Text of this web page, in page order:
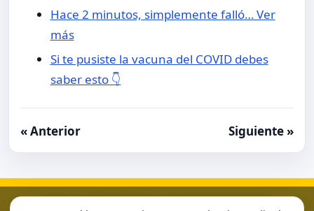
Hace 2 minutos, simplemente falló… Ver
más
Si te pusiste la vacuna del COVID debes
saber esto 👇
« Anterior Siguiente »